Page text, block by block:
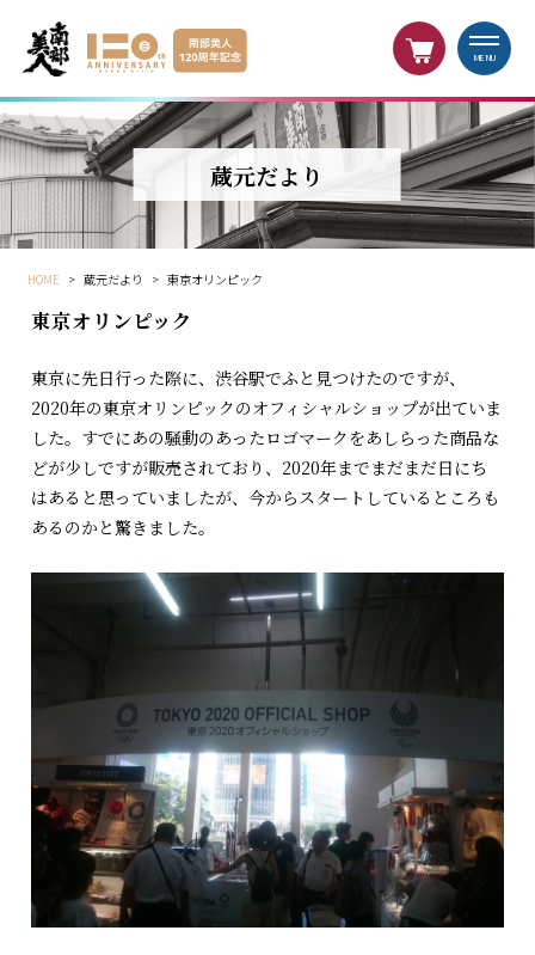
MENU
蔵元だより
HOME > 蔵元だより > 東京オリンピック
東京オリンピック
東京に先日行った際に、渋谷駅でふと見つけたのですが、
2020年の東京オリンピックのオフィシャルショップが出ていま
した。すでにあの騒動のあったロゴマークをあしらった商品な
どが少しですが販売されており、2020年までまだまだ日にち
はあると思っていましたが、今からスタートしているところも
あるのかと驚きました。